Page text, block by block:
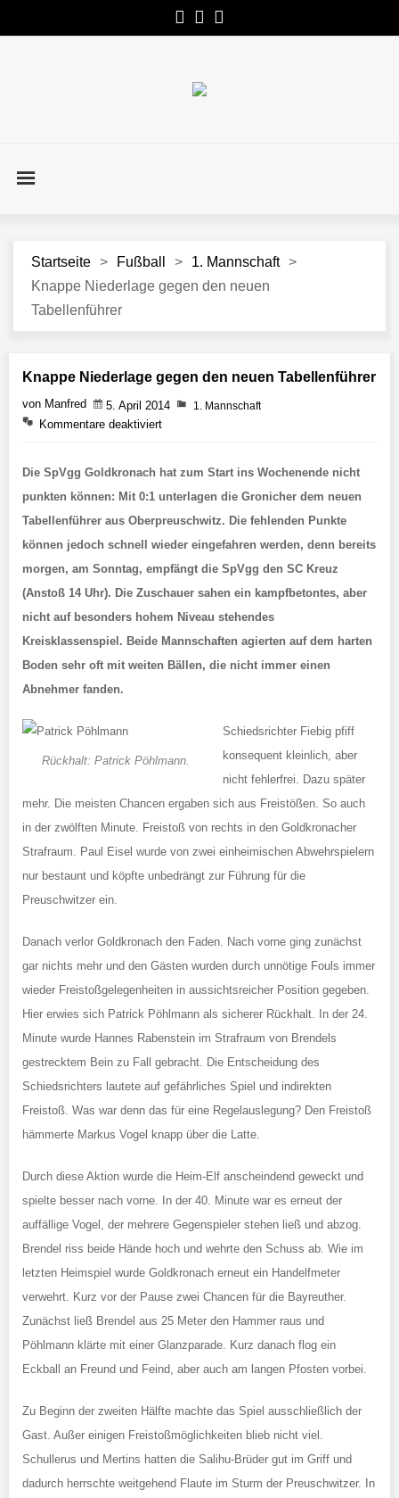
Startseite > Fußball > 1. Mannschaft >
Knappe Niederlage gegen den neuen
Tabellenführer
Knappe Niederlage gegen den neuen Tabellenführer
von Manfred 5. April 2014 1. Mannschaft
Kommentare deaktiviert
Die SpVgg Goldkronach hat zum Start ins Wochenende nicht
punkten können: Mit 0:1 unterlagen die Gronicher dem neuen
Tabellenführer aus Oberpreuschwitz. Die fehlenden Punkte
können jedoch schnell wieder eingefahren werden, denn bereits
morgen, am Sonntag, empfängt die SpVgg den SC Kreuz
(Anstoß 14 Uhr). Die Zuschauer sahen ein kampfbetontes, aber
nicht auf besonders hohem Niveau stehendes
Kreisklassenspiel. Beide Mannschaften agierten auf dem harten
Boden sehr oft mit weiten Bällen, die nicht immer einen
Abnehmer fanden.
Rückhalt: Patrick Pöhlmann.
Schiedsrichter Fiebig pfiff
konsequent kleinlich, aber
nicht fehlerfrei. Dazu später
mehr. Die meisten Chancen ergaben sich aus Freistößen. So auch
in der zwölften Minute. Freistoß von rechts in den Goldkronacher
Strafraum. Paul Eisel wurde von zwei einheimischen Abwehrspielern
nur bestaunt und köpfte unbedrängt zur Führung für die
Preuschwitzer ein.
Danach verlor Goldkronach den Faden. Nach vorne ging zunächst
gar nichts mehr und den Gästen wurden durch unnötige Fouls immer
wieder Freistoßgelegenheiten in aussichtsreicher Position gegeben.
Hier erwies sich Patrick Pöhlmann als sicherer Rückhalt. In der 24.
Minute wurde Hannes Rabenstein im Strafraum von Brendels
gestrecktem Bein zu Fall gebracht. Die Entscheidung des
Schiedsrichters lautete auf gefährliches Spiel und indirekten
Freistoß. Was war denn das für eine Regelauslegung? Den Freistoß
hämmerte Markus Vogel knapp über die Latte.
Durch diese Aktion wurde die Heim-Elf anscheindend geweckt und
spielte besser nach vorne. In der 40. Minute war es erneut der
auffällige Vogel, der mehrere Gegenspieler stehen ließ und abzog.
Brendel riss beide Hände hoch und wehrte den Schuss ab. Wie im
letzten Heimspiel wurde Goldkronach erneut ein Handelfmeter
verwehrt. Kurz vor der Pause zwei Chancen für die Bayreuther.
Zunächst ließ Brendel aus 25 Meter den Hammer raus und
Pöhlmann klärte mit einer Glanzparade. Kurz danach flog ein
Eckball an Freund und Feind, aber auch am langen Pfosten vorbei.
Zu Beginn der zweiten Hälfte machte das Spiel ausschließlich der
Gast. Außer einigen Freistoßmöglichkeiten blieb nicht viel.
Schullerus und Mertins hatten die Salihu-Brüder gut im Griff und
dadurch herrschte weitgehend Flaute im Sturm der Preuschwitzer. In